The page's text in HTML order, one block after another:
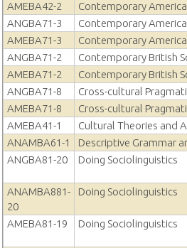
AMEBA42-2
Contemporary
ANGBA71-3
Contemporary
AMEBA71-3
Contemporary
ANGBA71-2
Contemporary British
AMEBA71-2
Contemporary British
ANGBA71-8
Cross-cultural
AMEBA71-8
Cross-cultural
AMEBA41-1
Cultural Theories and
ANAMBA61-1
Descriptive Grammar
ANGBA81-20
Doing Sociolinguistics
ANAMBA881-
20
Doing Sociolinguistics
AMEBA81-19
Doing Sociolinguistics